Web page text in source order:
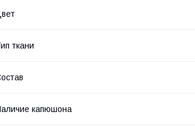
ткани
капюшона